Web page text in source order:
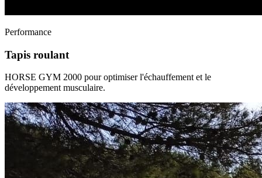
Performance
Tapis roulant
HORSE GYM 2000 pour optimiser l'échauffement et le
développement musculaire.